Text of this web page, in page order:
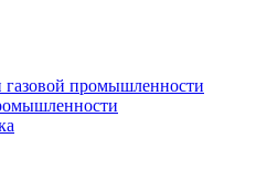
газовой промышленности